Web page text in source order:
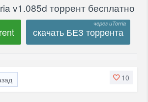
v1.085d торрент бесплатно
скачать БЕЗ торрента
10